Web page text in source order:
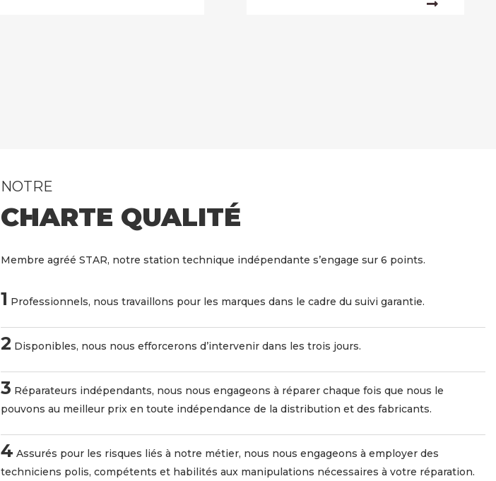
NOTRE
CHARTE QUALITÉ
Membre agréé STAR, notre station technique indépendante s’engage sur 6 points.
1 Professionnels, nous travaillons pour les marques dans le cadre du suivi garantie.
2 Disponibles, nous nous efforcerons d’intervenir dans les trois jours.
3 Réparateurs indépendants, nous nous engageons à réparer chaque fois que nous le
pouvons au meilleur prix en toute indépendance de la distribution et des fabricants.
4 Assurés pour les risques liés à notre métier, nous nous engageons à employer des
techniciens polis, compétents et habilités aux manipulations nécessaires à votre réparation.